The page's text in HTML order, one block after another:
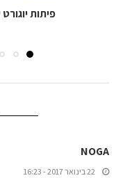
פיתות
NOGA
22 בינואר 2017 - 16:23